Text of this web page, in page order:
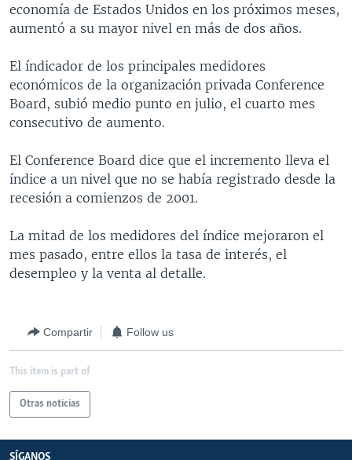
búsqueda
COLOMBIA
CHILE
PERÚ
ECUADOR
VENEZUELA
COSTA RICA
EL SALVADOR
GUATEMALA
HONDURAS
NICARAGUA
OTRAS SECCIONES
INMIGRACIÓN
LIBERTAD DE PRENSA
MUNDO
ECONOMÍA
TECNOLOGÍA
DEPORTES
CIENCIA Y SALUD
ESPECIALES DE LA VOA
LIBERTAD DE PRENSA
UCRANIA
MULTIMEDIA
FOTOGRAFÍA
AUDIOS
EL MUNDO AL DÍA
FORO INTERAMERICANO
VISIÓN 360
LAS CLAVES
RADIO
AVANCE INFORMATIVO
AUDIONOTICIAS
BUENOS DÍAS AMÉRICA
FORO [RADIO]
DEPORTIVO INTERNACIONAL
NOTA ECONÓMICA
DIRECT
DOCUMENTALES DE LA VOA
Learning English
Idiomas
economía de Estados Unidos en los próximos meses,
aumentó a su mayor nivel en más de dos años.
El índicador de los principales medidores
económicos de la organización privada Conference
Board, subió medio punto en julio, el cuarto mes
consecutivo de aumento.
El Conference Board dice que el incremento lleva el
índice a un nivel que no se había registrado desde la
recesión a comienzos de 2001.
La mitad de los medidores del índice mejoraron el
mes pasado, entre ellos la tasa de interés, el
desempleo y la venta al detalle.
Compartir Follow us
This item is part of
Otras noticias
SÍGANOS